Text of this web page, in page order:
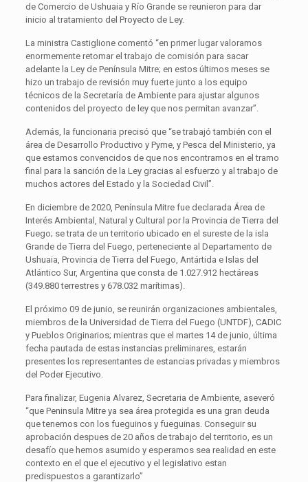
de Comercio de Ushuaia y Río Grande se reunieron para dar
inicio al tratamiento del Proyecto de Ley.
La ministra Castiglione comentó “en primer lugar valoramos
enormemente retomar el trabajo de comisión para sacar
adelante la Ley de Península Mitre; en estos últimos meses se
hizo un trabajo de revisión muy fuerte junto a los equipo
técnicos de la Secretaría de Ambiente para ajustar algunos
contenidos del proyecto de ley que nos permitan avanzar”.
Además, la funcionaria precisó que “se trabajó también con el
área de Desarrollo Productivo y Pyme, y Pesca del Ministerio, ya
que estamos convencidos de que nos encontramos en el tramo
final para la sanción de la Ley gracias al esfuerzo y al trabajo de
muchos actores del Estado y la Sociedad Civil”.
En diciembre de 2020, Península Mitre fue declarada Área de
Interés Ambiental, Natural y Cultural por la Provincia de Tierra del
Fuego; se trata de un territorio ubicado en el sureste de la isla
Grande de Tierra del Fuego, perteneciente al Departamento de
Ushuaia, Provincia de Tierra del Fuego, Antártida e Islas del
Atlántico Sur, Argentina que consta de 1.027.912 hectáreas
(349.880 terrestres y 678.032 marítimas).
El próximo 09 de junio, se reunirán organizaciones ambientales,
miembros de la Universidad de Tierra del Fuego (UNTDF), CADIC
y Pueblos Originarios; mientras que el martes 14 de junio, última
fecha pautada de estas instancias preliminares, estarán
presentes los representantes de estancias privadas y miembros
del Poder Ejecutivo.
Para finalizar, Eugenia Alvarez, Secretaria de Ambiente, aseveró
“que Peninsula Mitre ya sea área protegida es una gran deuda
que tenemos con los fueguinos y fueguinas. Conseguir su
aprobación despues de 20 años de trabajo del territorio, es un
desafío que hemos asumido y esperamos sea realidad en este
contexto en el que el ejecutivo y el legislativo estan
predispuestos a garantizarlo”